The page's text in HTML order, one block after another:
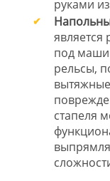
руками
является
под
рельсы,
стапеля